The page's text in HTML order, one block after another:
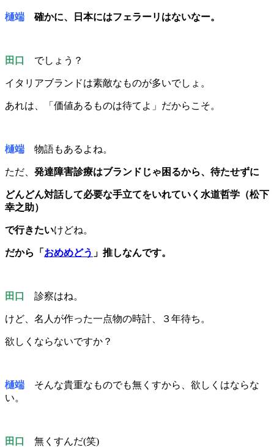
樋端 確かに、日本にはフェラーリはないなー。
田口 でしょう？
イタリアブランドは素敵なものが多いでしょ。
あれは、「価値あるものは待てよ」だからこそ。
樋端 物語もあるよね。
ただ、 発達障害診療はブランドじゃ困るから、待たせずに
どんどん対話して必要な手立てをいれていく水道哲学（松下
幸之助）
で行きたいけどね。
だから「 おめめどう 」推しなんです。
田口 診察はね。
けど、名人が作った一点物の時計、３年待ち。
欲しくならないですか？
樋端 そんな貴重なものでも無くすから、欲しくはならな
い。
田口 無くすんだ(笑)